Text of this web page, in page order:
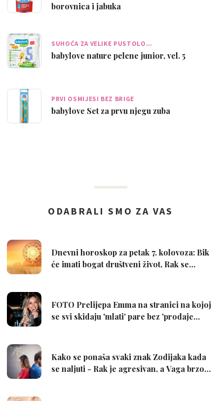
borovnica i jabuka
SUHOĆA ZA VELIKE PUSTOLO…
babylove nature pelene junior, vel. 5
PRVI OSMIJESI BEZ BRIGE
babylove Set za prvu njegu zuba